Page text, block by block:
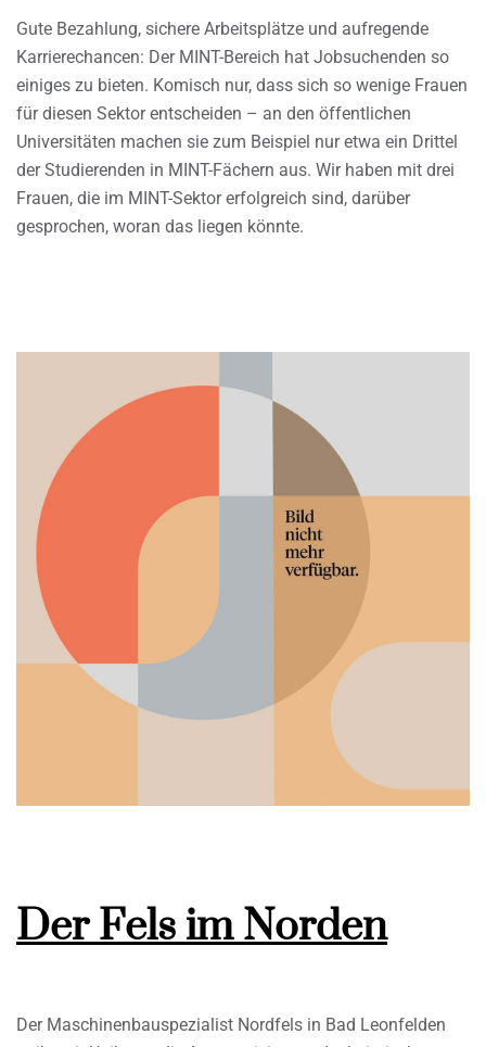
Gute Bezahlung, sichere Arbeitsplätze und aufregende
Karrierechancen: Der MINT-Bereich hat Jobsuchenden so
einiges zu bieten. Komisch nur, dass sich so wenige Frauen
für diesen Sektor entscheiden – an den öffentlichen
Universitäten machen sie zum Beispiel nur etwa ein Drittel
der Studierenden in MINT-Fächern aus. Wir haben mit drei
Frauen, die im MINT-Sektor erfolgreich sind, darüber
gesprochen, woran das liegen könnte.
Der Fels im Norden
Der Maschinenbauspezialist Nordfels in Bad Leonfelden